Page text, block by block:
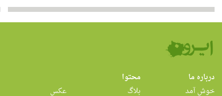
درباره ما
خوش آمد
محتوا
بلاگ
عکس